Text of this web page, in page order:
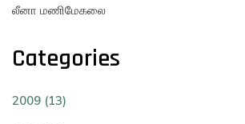
லீனா மணிமேகலை
Categories
2009 (13)